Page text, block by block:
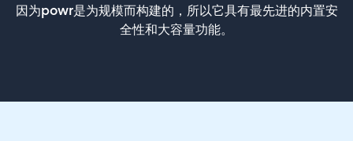
因为powr是为规模而构建的，所以它具有最先进的内置安
全性和大容量功能。